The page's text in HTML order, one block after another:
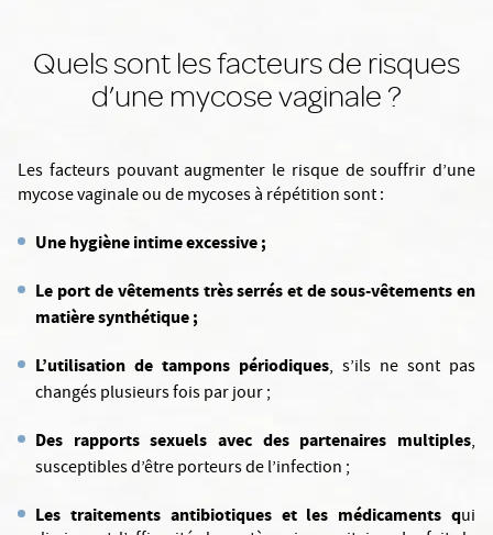
Quels sont les facteurs de risques
d’une mycose vaginale ?
Les facteurs pouvant augmenter le risque de souffrir d’une
mycose vaginale ou de mycoses à répétition sont :
Une hygiène intime excessive ;
Le port de vêtements très serrés et de sous-vêtements en
matière synthétique ;
L’utilisation de tampons périodiques, s’ils ne sont pas
changés plusieurs fois par jour ;
Des rapports sexuels avec des partenaires multiples,
susceptibles d’être porteurs de l’infection ;
Les traitements antibiotiques et les médicaments qui